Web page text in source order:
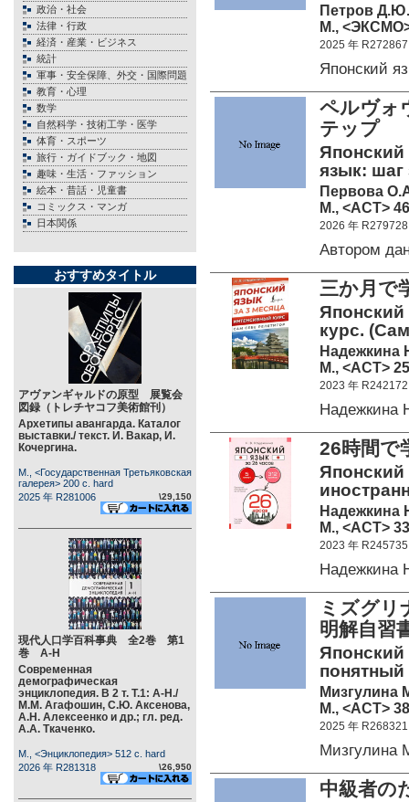
政治・社会
法律・行政
経済・産業・ビジネス
統計
軍事・安全保障、外交・国際問題
教育・心理
数学
自然科学・技術工学・医学
体育・スポーツ
旅行・ガイドブック・地図
趣味・生活・ファッション
絵本・昔話・児童書
コミックス・マンガ
日本関係
おすすめタイトル
アヴァンギャルドの原型 展覧会
図録（トレチヤコフ美術館刊）
Архетипы авангарда. Каталог
выставки./ текст. И. Вакар, И.
Кочергина.
М., <Государственная Третьяковская
галерея> 200 c. hard
2025 年 R281006
\29,150
現代人口学百科事典 全2巻 第1
巻 А-Н
Современная
демографическая
энциклопедия. В 2 т. Т.1: А-Н./
М.М. Агафошин, С.Ю. Аксенова,
А.Н. Алексеенко и др.; гл. ред.
А.А. Ткаченко.
М., <Энциклопедия> 512 c. hard
2026 年 R281318
\26,950
Петров
М.,
2025 年 R272867
Японский
ペルヴ
テップ
язык: шаг
Первова
М., <АСТ>
2026 年 R279728
Автором
三か月で
Японский
курс.
Надежкина
М., <АСТ>
2023 年 R242172
Надежкина
26時間で
Японский
Надежкина
М., <АСТ>
2023 年 R245735
Надежкина
ミズグ
明解自習
понятный
Мизгулина
М., <АСТ>
2025 年 R268321
Мизгулина
中級者